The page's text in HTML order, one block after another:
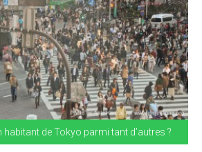
habitant de Tokyo parmi tant d’autres ?